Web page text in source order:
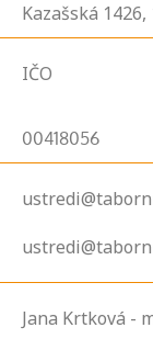
Kazašská 1426,
IČO
00418056
Jana Krtková -